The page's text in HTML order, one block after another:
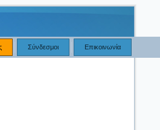
Σύνδεσμοι Επικοινωνία